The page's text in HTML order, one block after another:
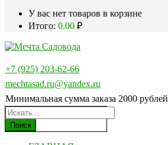
У вас нет товаров в корзине
Итого: 0.00 ₽
+7 (925) 203-62-66
mechtasad.ru@yandex.ru
Минимальная сумма заказа 2000 рублей
Поиск